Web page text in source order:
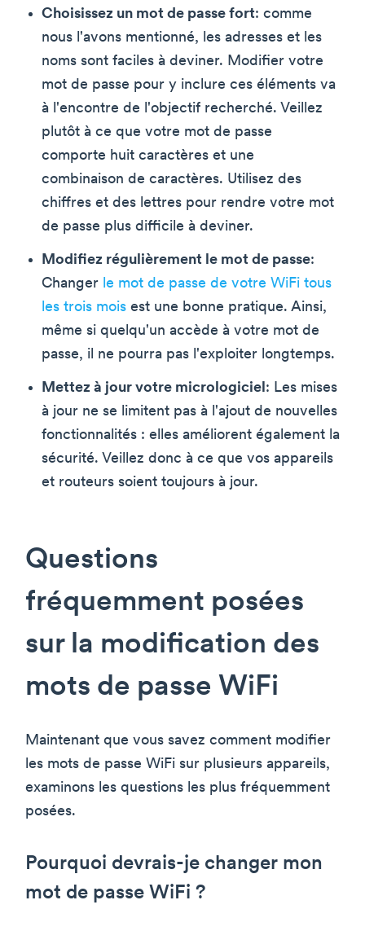
Choisissez un mot de passe fort: comme
nous l'avons mentionné, les adresses et les
noms sont faciles à deviner. Modifier votre
mot de passe pour y inclure ces éléments va
à l'encontre de l'objectif recherché. Veillez
plutôt à ce que votre mot de passe
comporte huit caractères et une
combinaison de caractères. Utilisez des
chiffres et des lettres pour rendre votre mot
de passe plus difficile à deviner.
Modifiez régulièrement le mot de passe:
Changer le mot de passe de votre WiFi tous
les trois mois est une bonne pratique. Ainsi,
même si quelqu'un accède à votre mot de
passe, il ne pourra pas l'exploiter longtemps.
Mettez à jour votre micrologiciel: Les mises
à jour ne se limitent pas à l'ajout de nouvelles
fonctionnalités : elles améliorent également la
sécurité. Veillez donc à ce que vos appareils
et routeurs soient toujours à jour.
Questions
fréquemment posées
sur la modification des
mots de passe WiFi
Maintenant que vous savez comment modifier
les mots de passe WiFi sur plusieurs appareils,
examinons les questions les plus fréquemment
posées.
Pourquoi devrais-je changer mon
mot de passe WiFi ?